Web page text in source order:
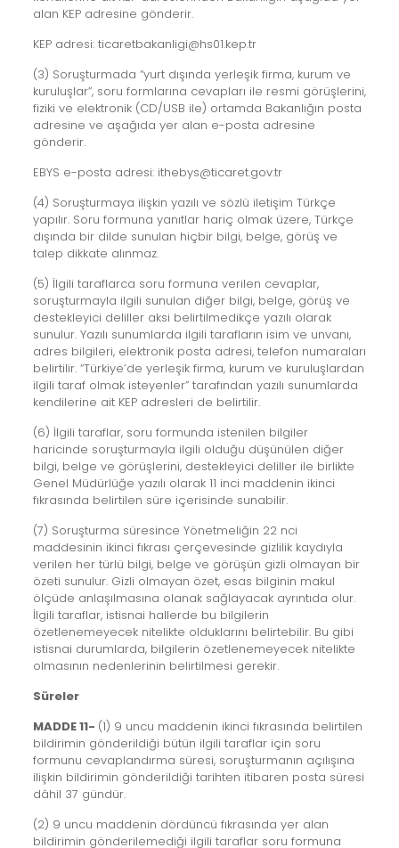
alan KEP adresine gönderir.
KEP adresi: ticaretbakanligi@hs01.kep.tr
(3) Soruşturmada “yurt dışında yerleşik firma, kurum ve
kuruluşlar”, soru formlarına cevapları ile resmi görüşlerini,
fiziki ve elektronik (CD/USB ile) ortamda Bakanlığın posta
adresine ve aşağıda yer alan e-posta adresine
gönderir.
EBYS e-posta adresi: ithebys@ticaret.gov.tr
(4) Soruşturmaya ilişkin yazılı ve sözlü iletişim Türkçe
yapılır. Soru formuna yanıtlar hariç olmak üzere, Türkçe
dışında bir dilde sunulan hiçbir bilgi, belge, görüş ve
talep dikkate alınmaz.
(5) İlgili taraflarca soru formuna verilen cevaplar,
soruşturmayla ilgili sunulan diğer bilgi, belge, görüş ve
destekleyici deliller aksi belirtilmedikçe yazılı olarak
sunulur. Yazılı sunumlarda ilgili tarafların isim ve unvanı,
adres bilgileri, elektronik posta adresi, telefon numaraları
belirtilir. “Türkiye’de yerleşik firma, kurum ve kuruluşlardan
ilgili taraf olmak isteyenler” tarafından yazılı sunumlarda
kendilerine ait KEP adresleri de belirtilir.
(6) İlgili taraflar, soru formunda istenilen bilgiler
haricinde soruşturmayla ilgili olduğu düşünülen diğer
bilgi, belge ve görüşlerini, destekleyici deliller ile birlikte
Genel Müdürlüğe yazılı olarak 11 inci maddenin ikinci
fıkrasında belirtilen süre içerisinde sunabilir.
(7) Soruşturma süresince Yönetmeliğin 22 nci
maddesinin ikinci fıkrası çerçevesinde gizlilik kaydıyla
verilen her türlü bilgi, belge ve görüşün gizli olmayan bir
özeti sunulur. Gizli olmayan özet, esas bilginin makul
ölçüde anlaşılmasına olanak sağlayacak ayrıntıda olur.
İlgili taraflar, istisnai hallerde bu bilgilerin
özetlenemeyecek nitelikte olduklarını belirtebilir. Bu gibi
istisnai durumlarda, bilgilerin özetlenemeyecek nitelikte
olmasının nedenlerinin belirtilmesi gerekir.
Süreler
MADDE 11- (1) 9 uncu maddenin ikinci fıkrasında belirtilen
bildirimin gönderildiği bütün ilgili taraflar için soru
formunu cevaplandırma süresi, soruşturmanın açılışına
ilişkin bildirimin gönderildiği tarihten itibaren posta süresi
dâhil 37 gündür.
(2) 9 uncu maddenin dördüncü fıkrasında yer alan
bildirimin gönderilemediği ilgili taraflar soru formuna